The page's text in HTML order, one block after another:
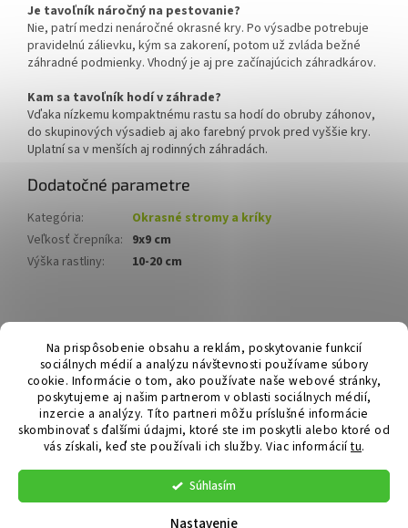
Na prispôsobenie obsahu a reklám, poskytovanie funkcií
sociálnych médií a analýzu návštevnosti používame súbory
cookie. Informácie o tom, ako používate naše webové stránky,
poskytujeme aj našim partnerom v oblasti sociálnych médií,
inzercie a analýzy. Títo partneri môžu príslušné informácie
skombinovať s ďalšími údajmi, ktoré ste im poskytli alebo ktoré od
vás získali, keď ste používali ich služby. Viac informáciítu.
Súhlasím
Nastavenie
Je tavoľník náročný na pestovanie?
Nie, patrí medzi nenáročné okrasné kry. Po výsadbe potrebuje
pravidelnú zálievku, kým sa zakorení, potom už zvláda bežné
záhradné podmienky. Vhodný je aj pre začínajúcich záhradkárov.
Kam sa tavoľník hodí v záhrade?
Vďaka nízkemu kompaktnému rastu sa hodí do obruby záhonov,
do skupinových výsadieb aj ako farebný prvok pred vyššie kry.
Uplatní sa v menších aj rodinných záhradách.
Dodatočné parametre
Kategória:
Okrasné stromy a kríky
Veľkosť črepníka: 9x9 cm
Výška rastliny: 10-20 cm
á
Hurmikaki.com
Vytvoril Shoptet